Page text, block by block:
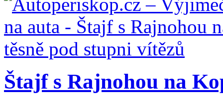
Štajf s Rajnohou na